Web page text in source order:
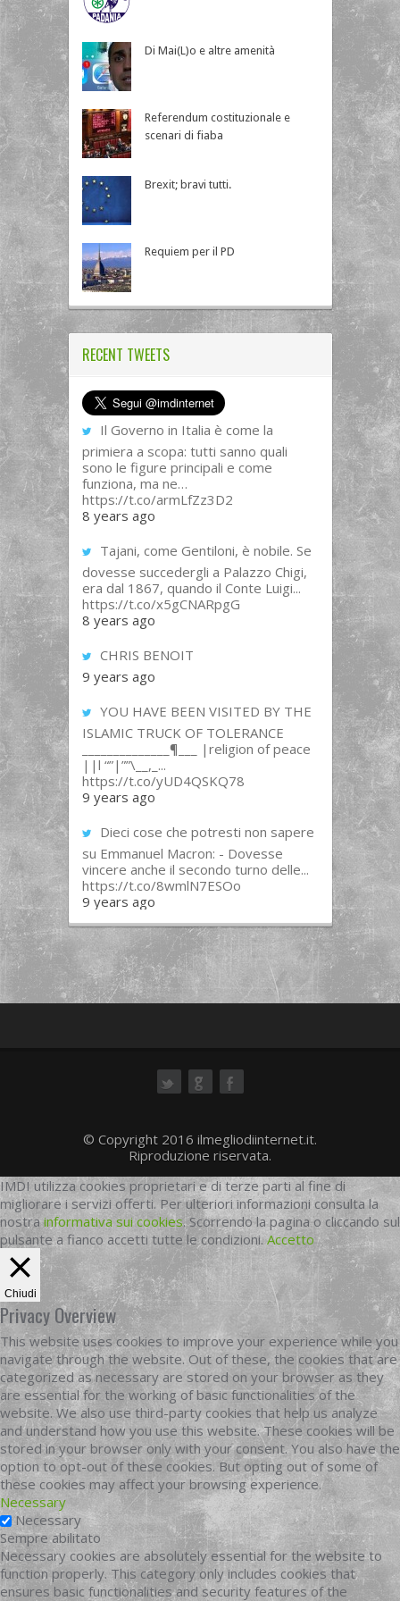
Di Mai(L)o e altre amenità
Referendum costituzionale e
scenari di fiaba
Brexit; bravi tutti.
Requiem per il PD
RECENT TWEETS
Il Governo in Italia è come la
primiera a scopa: tutti sanno quali
sono le figure principali e come
funziona, ma ne…
https://t.co/armLfZz3D2
8 years ago
Tajani, come Gentiloni, è nobile. Se
dovesse succedergli a Palazzo Chigi,
era dal 1867, quando il Conte Luigi...
https://t.co/x5gCNARpgG
8 years ago
CHRIS BENOIT
9 years ago
YOU HAVE BEEN VISITED BY THE
ISLAMIC TRUCK OF TOLERANCE
______________¶___ |religion of peace
||l “”|””\__,_...
https://t.co/yUD4QSKQ78
9 years ago
Dieci cose che potresti non sapere
su Emmanuel Macron: - Dovesse
vincere anche il secondo turno delle...
https://t.co/8wmlN7ESOo
9 years ago
© Copyright 2016 ilmegliodiinternet.it.
Riproduzione riservata.
IMDI utilizza cookies proprietari e di terze parti al fine di
migliorare i servizi offerti. Per ulteriori informazioni consulta la
nostrainformativa sui cookies. Scorrendo la pagina o cliccando sul
pulsante a fianco accetti tutte le condizioni.Accetto
Chiudi
Privacy Overview
This website uses cookies to improve your experience while you
navigate through the website. Out of these, the cookies that are
categorized as necessary are stored on your browser as they
are essential for the working of basic functionalities of the
website. We also use third-party cookies that help us analyze
and understand how you use this website. These cookies will be
stored in your browser only with your consent. You also have the
option to opt-out of these cookies. But opting out of some of
these cookies may affect your browsing experience.
Necessary
Necessary
Sempre abilitato
Necessary cookies are absolutely essential for the website to
function properly. This category only includes cookies that
ensures basic functionalities and security features of the